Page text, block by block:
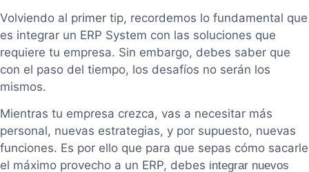
Volviendo al primer tip, recordemos lo fundamental que
es integrar un ERP System con las soluciones que
requiere tu empresa. Sin embargo, debes saber que
con el paso del tiempo, los desafíos no serán los
mismos.
Mientras tu empresa crezca, vas a necesitar más
personal, nuevas estrategias, y por supuesto, nuevas
funciones. Es por ello que para que sepas cómo sacarle
el máximo provecho a un ERP, debes integrar nuevos